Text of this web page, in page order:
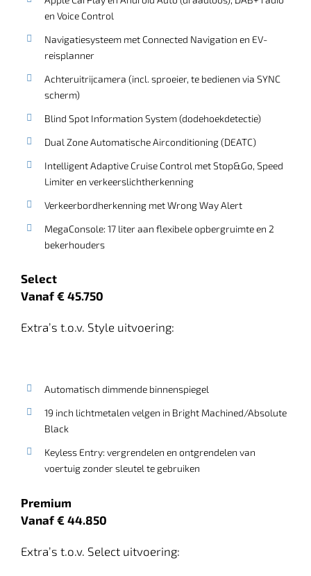
en Voice Control
Navigatiesysteem met Connected Navigation en EV-
reisplanner
Achteruitrijcamera (incl. sproeier, te bedienen via SYNC
scherm)
Blind Spot Information System (dodehoekdetectie)
Dual Zone Automatische Airconditioning (DEATC)
Intelligent Adaptive Cruise Control met Stop&Go, Speed
Limiter en verkeerslichtherkenning
Verkeerbordherkenning met Wrong Way Alert
MegaConsole: 17 liter aan flexibele opbergruimte en 2
bekerhouders
Select
Vanaf € 45.750
Extra’s t.o.v. Style uitvoering:
Automatisch dimmende binnenspiegel
19 inch lichtmetalen velgen in Bright Machined/Absolute
Black
Keyless Entry: vergrendelen en ontgrendelen van
voertuig zonder sleutel te gebruiken
Premium
Vanaf € 44.850
Extra’s t.o.v. Select uitvoering: